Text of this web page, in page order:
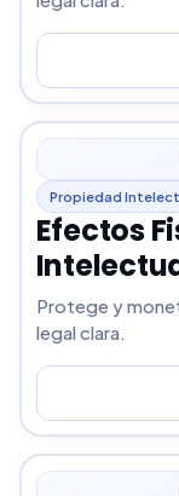
Propiedad
Efectos
Protege y
legal clara.